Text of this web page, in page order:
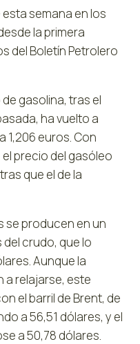
semana en los
la primera
del Boletín Petrolero
gasolina, tras el
ha vuelto a
1,206 euros. Con
precio del gasóleo
que el de la
se producen en un
crudo, que lo
Aunque la
a relajarse, este
el barril de Brent, de
a 56,51 dólares, y el
a 50,78 dólares.